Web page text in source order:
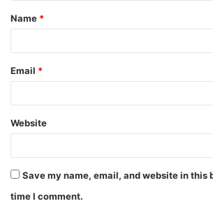
Name *
Email *
Website
Save my name, email, and website in this
time I comment.